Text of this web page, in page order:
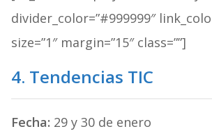
divider_color=”#999999″
size=”1″ margin=”15″ class=””]
4. Tendencias TIC
Fecha: 29 y 30 de enero